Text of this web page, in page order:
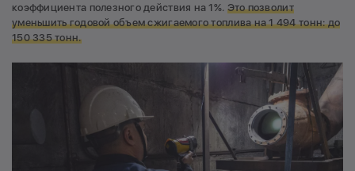
коэффициента полезного действия на 1%. Это позволит
уменьшить годовой объем сжигаемого топлива на 1 494 тонн: до
150 335 тонн.